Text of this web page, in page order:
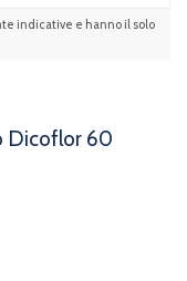
indicative e hanno il solo
Dicoflor 60